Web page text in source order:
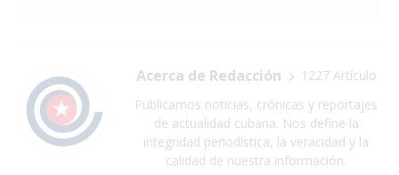
Acerca de Redacción
1227 Artículo
Publicamos noticias, crónicas y reportajes
de actualidad cubana. Nos define la
integridad periodística, la veracidad y la
calidad de nuestra información.